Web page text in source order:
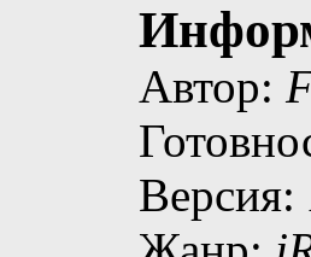
Автор:
Версия: